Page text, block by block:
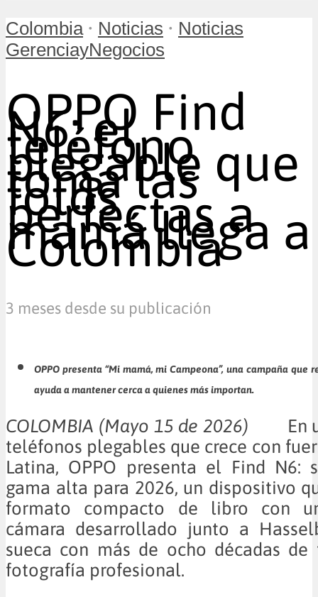
Colombia • Noticias • Noticias
GerenciayNegocios
OPPO Find
N6: el
teléfono
plegable que
toma las
fotos
perfectas a
mamá llega a
Colombia
3 meses desde su publicación
OPPO presenta “Mi mamá, mi Campeona”, una campaña que
ayuda a mantener cerca a quienes más importan.
COLOMBIA (Mayo 15 de 2026) En
teléfonos plegables que crece con
Latina, OPPO presenta el Find N6:
gama alta para 2026, un dispositivo
formato compacto de libro con
cámara desarrollado junto a
sueca con más de ocho décadas de
fotografía profesional.